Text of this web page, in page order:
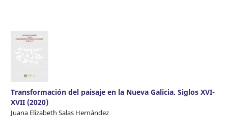
Transformación del paisaje en la Nueva Galicia. Siglos XVI-
XVII (2020)
Juana Elizabeth Salas Hernández